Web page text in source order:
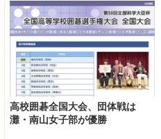
高校囲碁全国大会、団体戦は
灘・南山女子部が優勝